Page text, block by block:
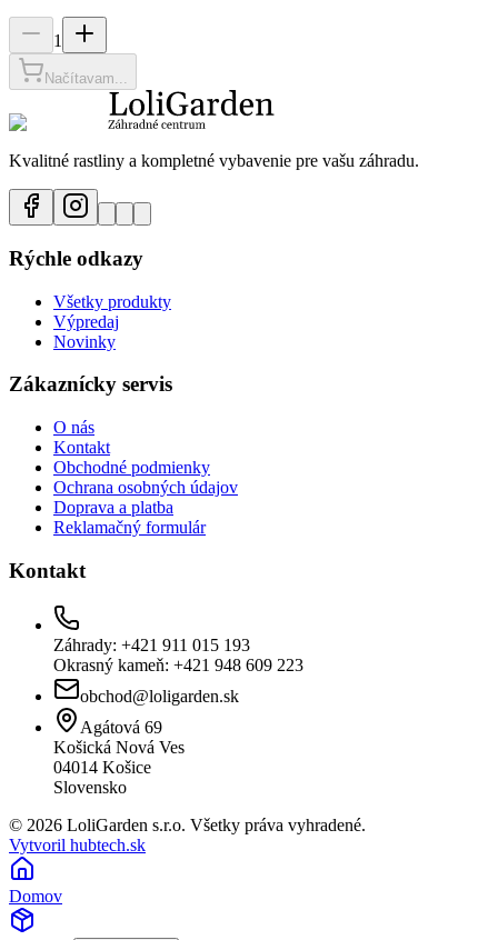
1
Načítavam...
Kvalitné rastliny a kompletné vybavenie pre vašu záhradu.
Rýchle odkazy
Všetky produkty
Výpredaj
Novinky
Zákaznícky servis
O nás
Kontakt
Obchodné podmienky
Ochrana osobných údajov
Doprava a platba
Reklamačný formulár
Kontakt
Záhrady: +421 911 015 193
Okrasný kameň: +421 948 609 223
obchod@loligarden.sk
Agátová 69
Košická Nová Ves
04014 Košice
Slovensko
© 2026 LoliGarden s.r.o. Všetky práva vyhradené.
Vytvoril hubtech.sk
Domov